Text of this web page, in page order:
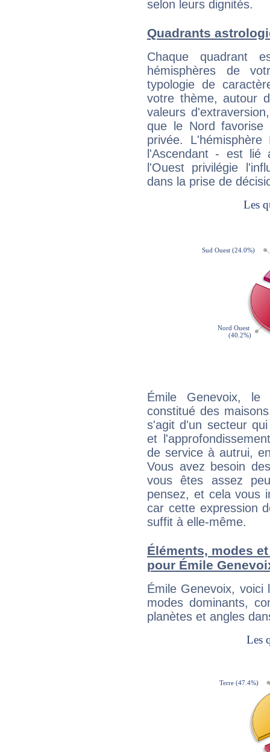
selon leurs dignités.
Quadrants
Chaque quadrant
hémisphères de
typologie de
votre thème, autour
valeurs
que le Nord favorise
privée.
l'Ascendant - est
l'Ouest privilégie
dans la prise de
Émile Genevoix, le
constitué des
s'agit d'un secteur
et
de service à autrui,
Vous avez besoin
vous êtes assez
pensez, et cela vous
car cette expression
suffit à elle-même.
Éléments, modes
pour Émile
Émile Genevoix,
modes dominants,
planètes et angles